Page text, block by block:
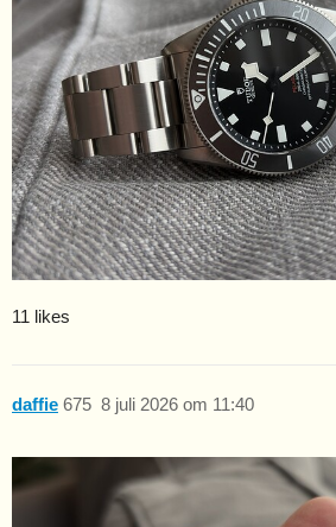
11 likes
daffie 8 juli 2026 om 11:40
675